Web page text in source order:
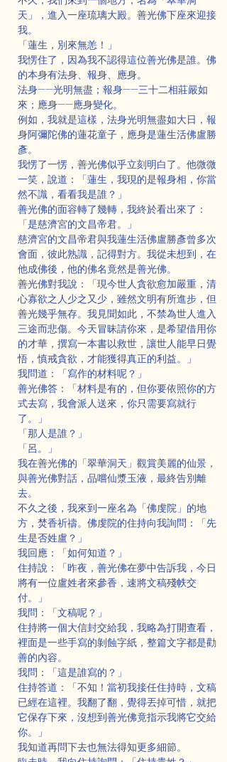
天」，進入一座琉璃大殿。善光佛下座來迎接
我。
「蓮生，別來無恙！」
我愣住了，因為我不認得這位善光佛是誰。佛
的本身有法身、報身、應身。
法身——光明無盡；報身——三十二相莊嚴如
來；應身——應身變化。
例如，我就是這樣，法身光明無盡如大日，報
身阿彌陀佛的蓮花童子，應身是蓮生活佛盧勝
彥。
我愣了一愣，善光佛似乎立刻明白了。他微微
一笑，說道：「蓮生，我現的是報身相，你當
然不識，看看我是誰？」
善光佛的面容轉了幾轉，我終於看出來了：
「是慈濟宮的文昌帝君。」
慈濟宮的文昌帝君與我蓮生活佛盧勝彥曾多次
會面，彼此熟識，記得對方。我從未想到，在
他成佛後，他的佛名竟然是善光佛。
善光佛對我說：「現今世人貪欲愈加嚴重，清
心寡欲之人少之又少，雖然文明有所進步，但
善光幾乎無存。我見聞如此，不禁為世人進入
三途而悲傷。今天冒昧請你來，是希望借用你
的才華，撰寫一本書以救世，讓世人能早日覺
悟，慎戒貪欲，才能獲得真正的利益。」
我問道：「寫作的材料呢？」
善光佛答：「材料是有的，但你要依照你的方
式去寫，我會派人送來，你只需要寫就行
了。」
「那人是誰？」
「呂。」
我在善光佛的「翠華洞天」觀賞美麗的仙景，
與善光佛對話，品嚐仙漿玉液，最終告別離
去。
不久之後，我來到一座名為「佛虔院」的地
方，焚香祈禱。佛虔院的住持向我詢問：「先
生是否姓盧？」
我回應：「如何知道？」
住持說：「昨夜，善光佛在夢中告訴我，今日
將有一位盧姓者來參香，速將文稿殘帙交
付。」
我問：「文稿呢？」
住持將一個大信封交給我，我略為打開查看，
裡面是一些手寫的剝蝕字紙，整篇文字都是勸
善的內容。
我問：「這是誰寫的？」
住持答道：「不知！當初我接任住持時，文稿
已經在這裡。我翻了翻，覺得丟掉可惜，就把
它保存下來，沒想到善光佛竟指示我將它交給
你。」
我知道再問下去也無法得知更多細節。